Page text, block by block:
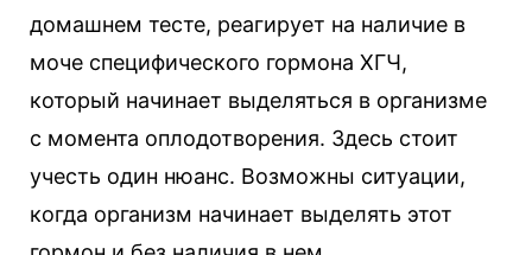
домашнем тесте, реагирует на наличие в
моче специфического гормона ХГЧ,
который начинает выделяться в организме
с момента оплодотворения. Здесь стоит
учесть один нюанс. Возможны ситуации,
когда организм начинает выделять этот